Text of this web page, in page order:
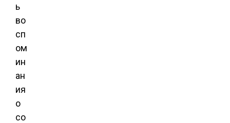
ь
во
сп
ом
ин
ан
ия
о
со